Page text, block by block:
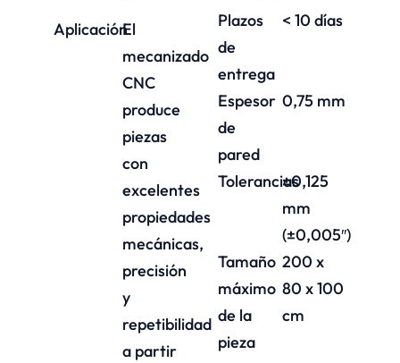
AplicaciónEl
mecanizado
CNC
produce
piezas
con
excelentes
propiedades
mecánicas,
precisión
y
repetibilidad
a partir
Plazos
de
entrega
< 10 días
Espesor
de
pared
0,75 mm
Tolerancias±0,125
mm
(±0,005″)
Tamaño
máximo
de la
pieza
200 x
80 x 100
cm